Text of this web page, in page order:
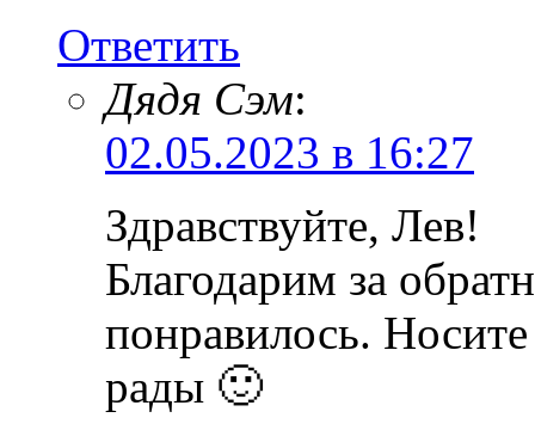
Ответить
Дядя Сэм:
02.05.2023 в 16:27
Здравствуйте, Лев!
Благодарим за
понравилось.
рады 🙂